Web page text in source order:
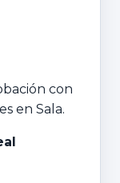
con
en Sala.